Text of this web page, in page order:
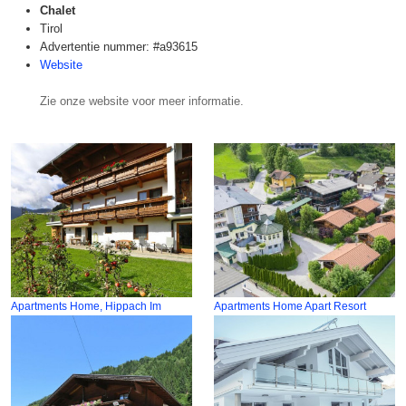
Chalet
Tirol
Advertentie nummer: #a93615
Website
Zie onze website voor meer informatie.
Apartments Home, Hippach Im Apartments Home Apart Resort